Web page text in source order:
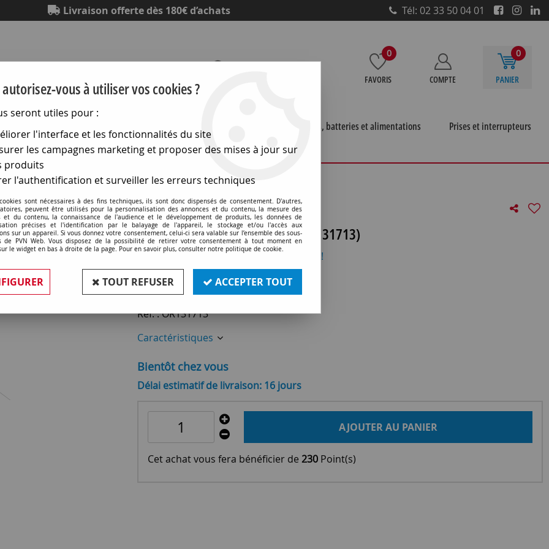
Livraison offerte dès 180€ d’achats Tél: 02 33 50 04 01
0
FAVORIS COMPTE
0
PANIER
Piles, batteries et alimentations
Prises et interrupteurs
>Lampes pour l audiovisuel >G6,35 pour diapo et super8 retroprojecteurs et microfiches
G6,35 13,5x50 24V 150W 2000H (131713)
Soyez le premier à donner votre avis !
23,90 €TTC
Réf. :OR131713
Caractéristiques
Bientôt chez vous
Délai estimatif de livraison: 16 jours
AJOUTER AU PANIER
Cet achat vous fera bénéficier de 230 Point(s)
vous à utiliser vos cookies ?
seront utiles pour :
l'interface et les fonctionnalités du site
les campagnes marketing et proposer des mises à jour sur
produits
l'authentification et surveiller les erreurs techniques
sont nécessaires à des fins techniques, ils sont donc dispensés de consentement. D'autres,
peuvent être utilisés pour la personnalisation des annonces et du contenu, la mesure des
et du contenu, la connaissance de l'audience et le développement de produits, les données de
précises et l'identification par le balayage de l'appareil, le stockage et/ou l'accès aux
sur un appareil. Si vous donnez votre consentement, celui-ci sera valable sur l’ensemble des sous-
de PVN Web. Vous disposez de la possibilité de retirer votre consentement à tout moment en
le widget en bas à droite de la page. Pour en savoir plus, consulter notre politique de cookie.
TOUT REFUSER ACCEPTER TOUT